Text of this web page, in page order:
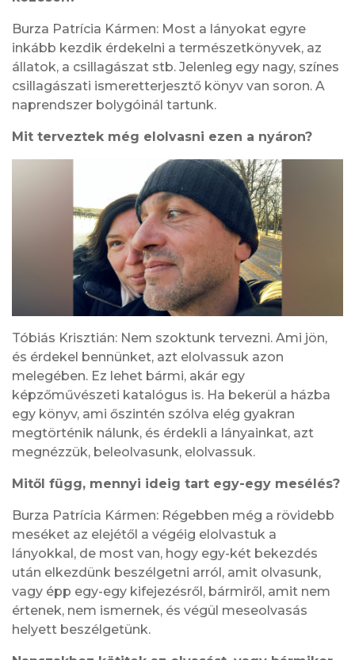
Burza Patrícia Kármen: Most a lányokat egyre
inkább kezdik érdekelni a természetkönyvek, az
állatok, a csillagászat stb. Jelenleg egy nagy, színes
csillagászati ismeretterjesztő könyv van soron. A
naprendszer bolygóinál tartunk.
Mit terveztek még elolvasni ezen a nyáron?
Tóbiás Krisztián: Nem szoktunk tervezni. Ami jön,
és érdekel bennünket, azt elolvassuk azon
melegében. Ez lehet bármi, akár egy
képzőművészeti katalógus is. Ha bekerül a házba
egy könyv, ami őszintén szólva elég gyakran
megtörténik nálunk, és érdekli a lányainkat, azt
megnézzük, beleolvasunk, elolvassuk.
Mitől függ, mennyi ideig tart egy-egy mesélés?
Burza Patrícia Kármen: Régebben még a rövidebb
meséket az elejétől a végéig elolvastuk a
lányokkal, de most van, hogy egy-két bekezdés
után elkezdünk beszélgetni arról, amit olvasunk,
vagy épp egy-egy kifejezésről, bármiről, amit nem
értenek, nem ismernek, és végül meseolvasás
helyett beszélgetünk.